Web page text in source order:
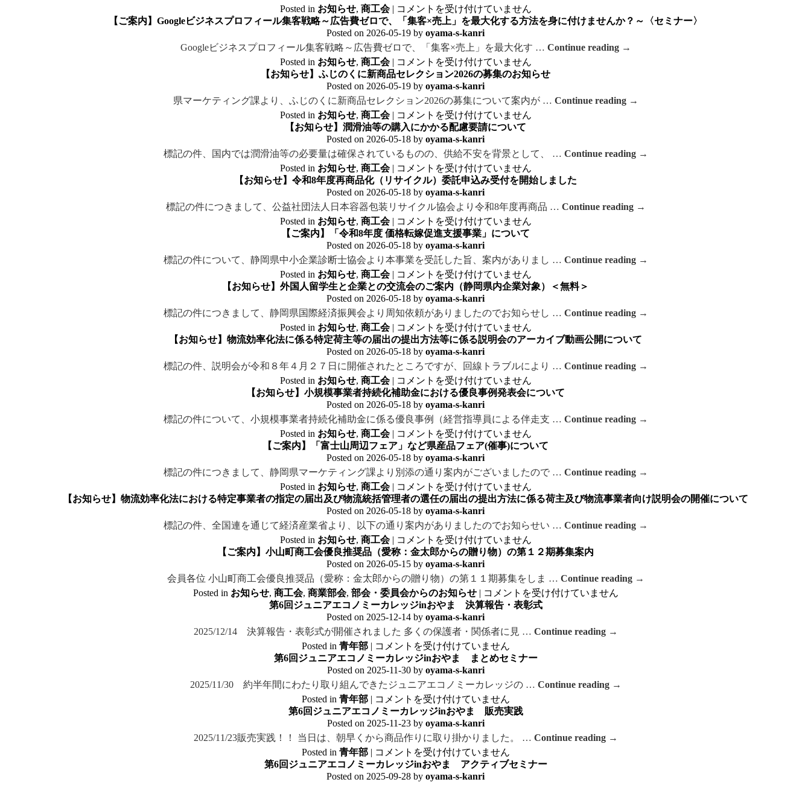
Posted in お知らせ, 商工会 | コメントを受け付けていません
【ご案内】Googleビジネスプロフィール集客戦略～広告費ゼロで、「集客×売上」を最大化する方法を身に付けませんか？～〈セミナー〉
Posted on 2026-05-19 by oyama-s-kanri
Googleビジネスプロフィール集客戦略～広告費ゼロで、「集客×売上」を最大化す … Continue reading →
Posted in お知らせ, 商工会 | コメントを受け付けていません
【お知らせ】ふじのくに新商品セレクション2026の募集のお知らせ
Posted on 2026-05-19 by oyama-s-kanri
県マーケティング課より、ふじのくに新商品セレクション2026の募集について案内が … Continue reading →
Posted in お知らせ, 商工会 | コメントを受け付けていません
【お知らせ】潤滑油等の購入にかかる配慮要請について
Posted on 2026-05-18 by oyama-s-kanri
標記の件、国内では潤滑油等の必要量は確保されているものの、供給不安を背景として、 … Continue reading →
Posted in お知らせ, 商工会 | コメントを受け付けていません
【お知らせ】令和8年度再商品化（リサイクル）委託申込み受付を開始しました
Posted on 2026-05-18 by oyama-s-kanri
標記の件につきまして、公益社団法人日本容器包装リサイクル協会より令和8年度再商品 … Continue reading →
Posted in お知らせ, 商工会 | コメントを受け付けていません
【ご案内】「令和8年度 価格転嫁促進支援事業」について
Posted on 2026-05-18 by oyama-s-kanri
標記の件について、静岡県中小企業診断士協会より本事業を受託した旨、案内がありまし … Continue reading →
Posted in お知らせ, 商工会 | コメントを受け付けていません
【お知らせ】外国人留学生と企業との交流会のご案内（静岡県内企業対象）＜無料＞
Posted on 2026-05-18 by oyama-s-kanri
標記の件につきまして、静岡県国際経済振興会より周知依頼がありましたのでお知らせし … Continue reading →
Posted in お知らせ, 商工会 | コメントを受け付けていません
【お知らせ】物流効率化法に係る特定荷主等の届出の提出方法等に係る説明会のアーカイブ動画公開について
Posted on 2026-05-18 by oyama-s-kanri
標記の件、説明会が令和８年４月２７日に開催されたところですが、回線トラブルにより … Continue reading →
Posted in お知らせ, 商工会 | コメントを受け付けていません
【お知らせ】小規模事業者持続化補助金における優良事例発表会について
Posted on 2026-05-18 by oyama-s-kanri
標記の件について、小規模事業者持続化補助金に係る優良事例（経営指導員による伴走支 … Continue reading →
Posted in お知らせ, 商工会 | コメントを受け付けていません
【ご案内】「富士山周辺フェア」など県産品フェア(催事)について
Posted on 2026-05-18 by oyama-s-kanri
標記の件につきまして、静岡県マーケティング課より別添の通り案内がございましたので … Continue reading →
Posted in お知らせ, 商工会 | コメントを受け付けていません
【お知らせ】物流効率化法における特定事業者の指定の届出及び物流統括管理者の選任の届出の提出方法に係る荷主及び物流事業者向け説明会の開催について
Posted on 2026-05-18 by oyama-s-kanri
標記の件、全国連を通じて経済産業省より、以下の通り案内がありましたのでお知らせい … Continue reading →
Posted in お知らせ, 商工会 | コメントを受け付けていません
【ご案内】小山町商工会優良推奨品（愛称：金太郎からの贈り物）の第１２期募集案内
Posted on 2026-05-15 by oyama-s-kanri
会員各位 小山町商工会優良推奨品（愛称：金太郎からの贈り物）の第１１期募集をしま … Continue reading →
Posted in お知らせ, 商工会, 商業部会, 部会・委員会からのお知らせ | コメントを受け付けていません
第6回ジュニアエコノミーカレッジinおやま 決算報告・表彰式
Posted on 2025-12-14 by oyama-s-kanri
2025/12/14 決算報告・表彰式が開催されました 多くの保護者・関係者に見 … Continue reading →
Posted in 青年部 | コメントを受け付けていません
第6回ジュニアエコノミーカレッジinおやま まとめセミナー
Posted on 2025-11-30 by oyama-s-kanri
2025/11/30 約半年間にわたり取り組んできたジュニアエコノミーカレッジの … Continue reading →
Posted in 青年部 | コメントを受け付けていません
第6回ジュニアエコノミーカレッジinおやま 販売実践
Posted on 2025-11-23 by oyama-s-kanri
2025/11/23販売実践！！ 当日は、朝早くから商品作りに取り掛かりました。 … Continue reading →
Posted in 青年部 | コメントを受け付けていません
第6回ジュニアエコノミーカレッジinおやま アクティブセミナー
Posted on 2025-09-28 by oyama-s-kanri